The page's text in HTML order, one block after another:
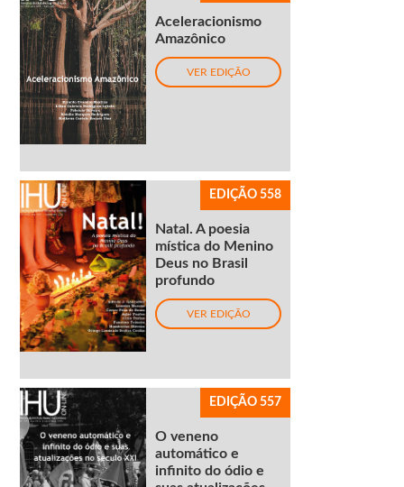
Aceleracionismo
Amazônico
VER EDIÇÃO
EDIÇÃO 558
Natal. A poesia
mística do Menino
Deus no Brasil
profundo
VER EDIÇÃO
EDIÇÃO 557
O veneno
automático e
infinito do ódio e